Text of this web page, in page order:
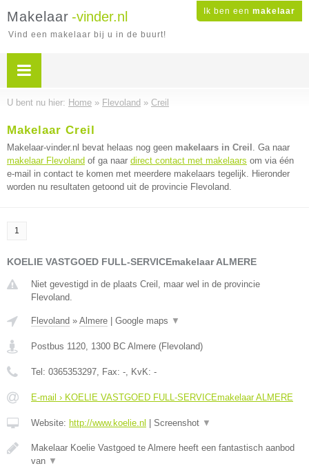
Ik ben een makelaar
Makelaar -vinder.nl
Vind een makelaar bij u in de buurt!
U bent nu hier: Home » Flevoland » Creil
Makelaar Creil
Makelaar-vinder.nl bevat helaas nog geen makelaars in Creil . Ga naar
makelaar Flevoland of ga naar direct contact met makelaars om via één
e-mail in contact te komen met meerdere makelaars tegelijk. Hieronder
worden nu resultaten getoond uit de provincie Flevoland.
1
KOELIE VASTGOED FULL-SERVICEmakelaar ALMERE
Niet gevestigd in de plaats Creil, maar wel in de provincie
Flevoland.
Flevoland » Almere Google maps ▼
Postbus 1120, 1300 BC Almere (Flevoland)
Tel: 0365353297, Fax: -, KvK: -
E-mail › KOELIE VASTGOED FULL-SERVICEmakelaar ALMERE
Website: http://www.koelie.nl Screenshot ▼
Makelaar Koelie Vastgoed te Almere heeft een fantastisch aanbod
van ▼